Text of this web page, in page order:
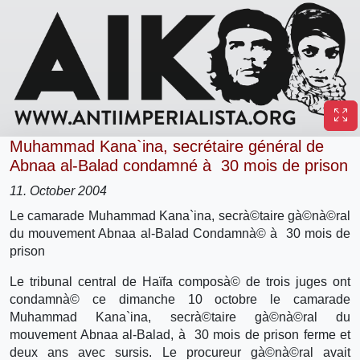
Muhammad Kana`ina, secrétaire général de
Abnaa al-Balad condamné à 30 mois de prison
11. October 2004
Le camarade Muhammad Kana`ina, secrà©taire gà©nà©ral
du mouvement Abnaa al-Balad Condamnà© à 30 mois de
prison
Le tribunal central de Haïfa composà© de trois juges ont
condamnà© ce dimanche 10 octobre le camarade
Muhammad Kana`ina, secrà©taire gà©nà©ral du
mouvement Abnaa al-Balad, à 30 mois de prison ferme et
deux ans avec sursis. Le procureur gà©nà©ral avait